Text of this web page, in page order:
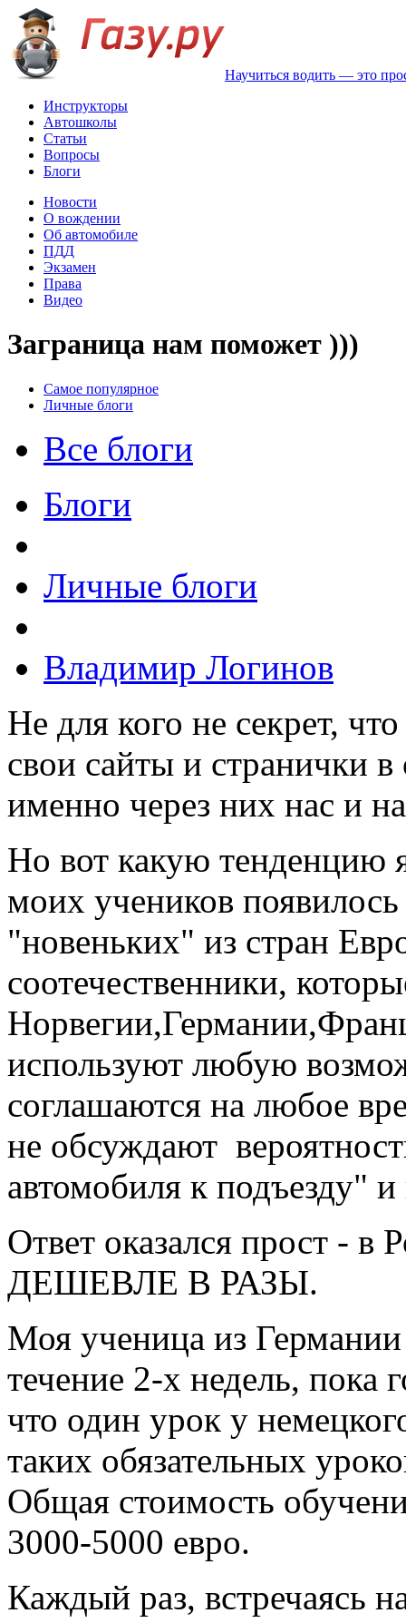
Научиться водить — это
Инструкторы
Автошколы
Статьи
Вопросы
Блоги
Новости
О вождении
Об автомобиле
ПДД
Экзамен
Права
Видео
Заграница нам поможет )))
Самое популярное
Личные блоги
Все блоги
Блоги
Личные блоги
Владимир Логинов
Не для кого не секрет,
свои сайты и странички
именно через них нас и
Но вот какую тенденцию
моих учеников появилось
"новеньких" из стран
соотечественники,
используют любую
соглашаются на любое
не обсуждают
автомобиля к подъезду"
Ответ оказался прост - в
ДЕШЕВЛЕ В РАЗЫ.
Моя ученица из
течение 2-х недель, пока
что один урок у
таких обязательных
Общая стоимость
3000-5000 евро.
Каждый раз, встречаясь